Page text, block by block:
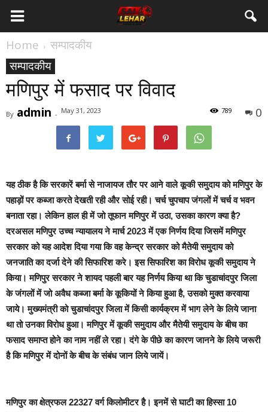
Home
सम्पादकीय
सम्पादकीय
मणिपुर में फसाद पर विवाद
By admin - May 31, 2023 0
789
यह ठीक है कि सरकारें बर्मा से नाजायज तौर पर आने वाले कूकी समुदाय को मणिपुर के
पहाड़ों पर कब्जा करते देखती रही और सोई रही। चर्च चुपचाप जंगलों में चर्च व भवन
बनाता रहा। लेकिन हाल ही में जो तूफान मणिपुर में उठा, उसका कारण क्या है?
दरअसल मणिपुर उच्च न्यायालय ने मार्च 2023 में एक निर्णय दिया जिसमें मणिपुर
सरकार को यह आदेश दिया गया कि वह केन्द्र सरकार को मैतेयी समुदाय को
जनजाति का दर्जा देने की सिफारिश करे। इस सिफारिश का विरोध कूकी समुदाय ने
किया। मणिपुर सरकार ने शायद पहली बार यह निर्णय किया था कि चुडाचांदपुर जिला
के जंगलों में जो अवैध कब्जा बर्मा के कूकियों ने किया हुआ है, उसको मुक्त करवाया
जाये। मुख्यमंत्री को चुडाचांदपुर जिला में किसी कार्यक्रम में भाग लेने के लिये जाना
था तो उनका विरोध हुआ। मणिपुर में कूकी समुदाय और मैतेयी समुदाय के बीच का
फसाद समाप्त होने का नाम नहीं ले रहा। दंगे के पीछे का कारण जानने के लिये जरूरी
है कि मणिपुर में दोनों के बीच के संबंध जान लिये जायें।
मणिपुर का क्षेत्रफल 22327 वर्ग किलोमीटर है। इनमें से घाटी का हिस्सा 10